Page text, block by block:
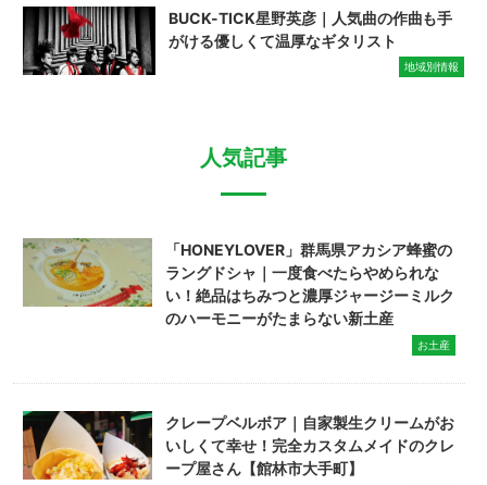
BUCK-TICK星野英彦｜人気曲の作曲も手
がける優しくて温厚なギタリスト
地域別情報
人気記事
「HONEYLOVER」群馬県アカシア蜂蜜の
ラングドシャ｜一度食べたらやめられな
い！絶品はちみつと濃厚ジャージーミルク
のハーモニーがたまらない新土産
お土産
クレープベルボア｜自家製生クリームがお
いしくて幸せ！完全カスタムメイドのクレ
ープ屋さん【館林市大手町】